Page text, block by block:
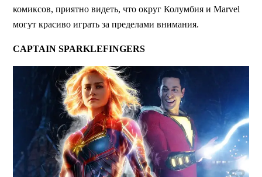
комиксов, приятно видеть, что округ Колумбия и Marvel
могут красиво играть за пределами внимания.
CAPTAIN SPARKLEFINGERS